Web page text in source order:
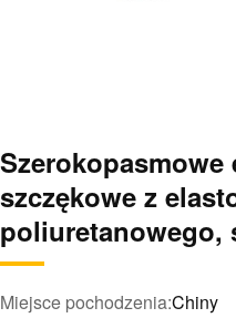
Szerokopasmowe
szczękowe z
poliuretanowego,
Miejsce pochodzenia:Chiny